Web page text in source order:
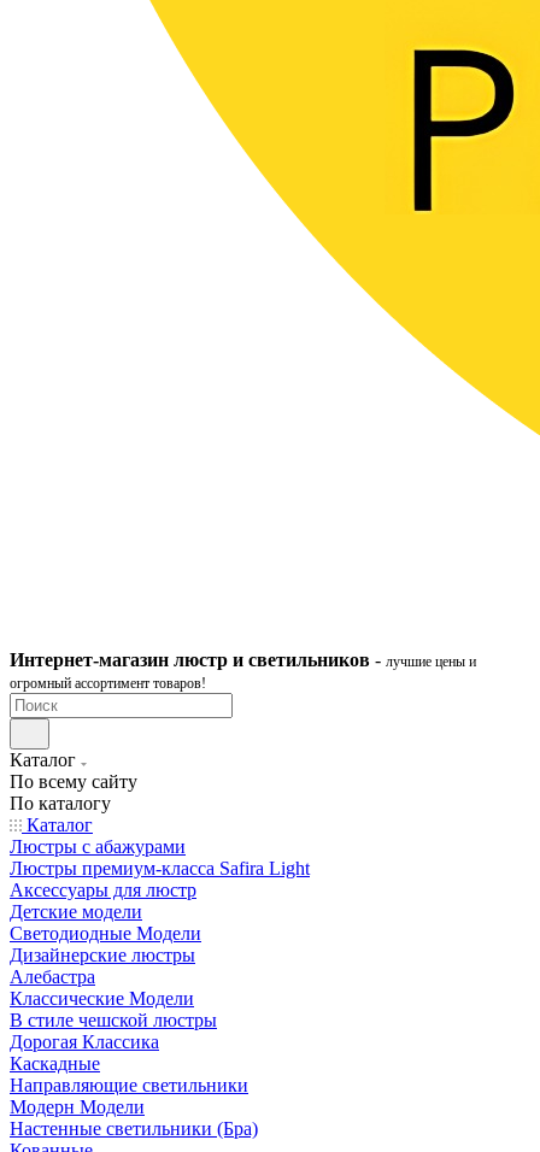
Интернет-магазин люстр и светильников - лучшие цены и
огромный ассортимент товаров!
Каталог
По всему сайту
По каталогу
Каталог
Люстры с абажурами
Люстры премиум-класса Safira Light
Аксессуары для люстр
Детские модели
Светодиодные Модели
Дизайнерские люстры
Алебастра
Классические Модели
В стиле чешской люстры
Дорогая Классика
Каскадные
Направляющие светильники
Модерн Модели
Настенные светильники (Бра)